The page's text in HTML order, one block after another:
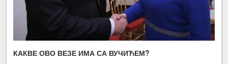
КАКВЕ ОВО ВЕЗЕ ИМА СА ВУЧИЋЕМ?